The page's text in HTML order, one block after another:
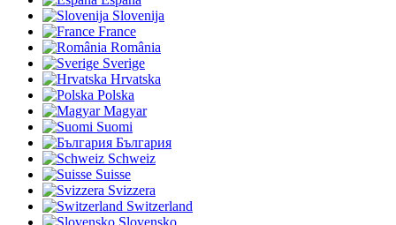
Slovenija
France
România
Sverige
Hrvatska
Polska
Magyar
Suomi
България
Schweiz
Suisse
Svizzera
Switzerland